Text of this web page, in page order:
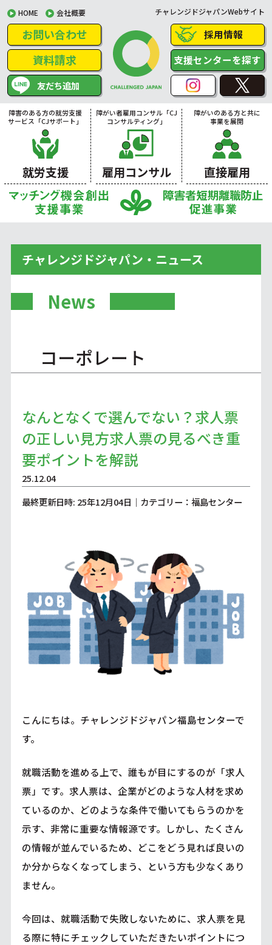
HOME 会社概要 チャレンジドジャパンWebサイト
お問い合わせ
資料請求
友だち追加
採用情報
支援センターを探す
障害のある方の就労支援
サービス「CJサポート」
就労支援
障がい者雇用コンサル「CJ
コンサルティング」
雇用コンサル
障がいのある方と共に
事業を展開
直接雇用
チャレンジドジャパン・ニュース
News
コーポレート
なんとなくで選んでない？求人票
の正しい見方求人票の見るべき重
要ポイントを解説
25.12.04
最終更新日時: 25年12月04日｜カテゴリー：福島センター
こんにちは。チャレンジドジャパン福島センターで
す。
就職活動を進める上で、誰もが目にするのが「求人
票」です。求人票は、企業がどのような人材を求め
ているのか、どのような条件で働いてもらうのかを
示す、非常に重要な情報源です。しかし、たくさん
の情報が並んでいるため、どこをどう見れば良いの
か分からなくなってしまう、という方も少なくあり
ません。
今回は、就職活動で失敗しないために、求人票を見
る際に特にチェックしていただきたいポイントにつ